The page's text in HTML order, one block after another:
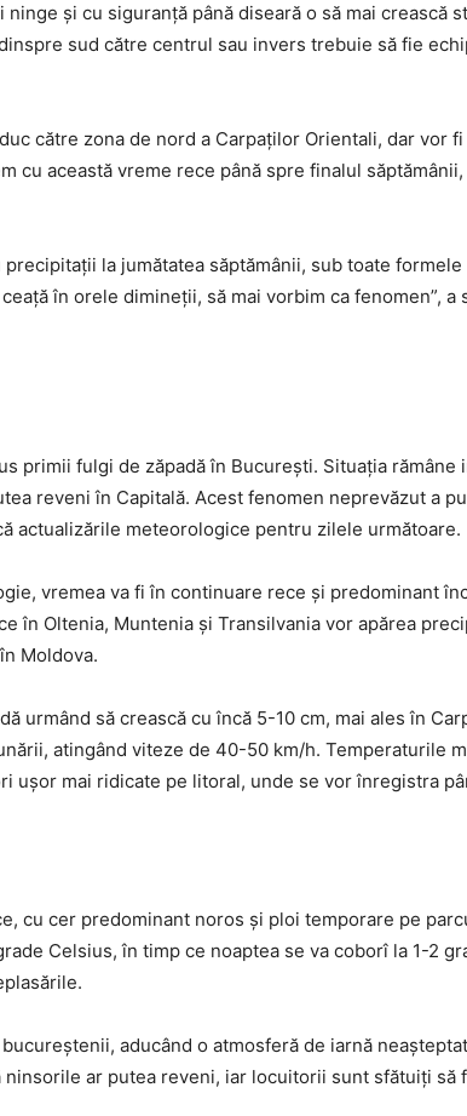
și cu siguranță până diseară o să mai crească
sud către centrul sau invers trebuie să fie
către zona de nord a Carpaților Orientali, dar vor
cu această vreme rece până spre finalul
la jumătatea săptămânii, sub toate
în orele dimineții, să mai vorbim ca fenomen”,
primii fulgi de zăpadă în București. Situația
reveni în Capitală. Acest fenomen neprevăzut a
actualizările meteorologice pentru zilele următoare.
vremea va fi în continuare rece și predominant
în Oltenia, Muntenia și Transilvania vor apărea
Moldova.
urmând să crească cu încă 5-10 cm, mai ales în
atingând viteze de 40-50 km/h. Temperaturile
ușor mai ridicate pe litoral, unde se vor înregistra
cu cer predominant noros și ploi temporare pe
Celsius, în timp ce noaptea se va coborî la 1-2
aducând o atmosferă de iarnă
ar putea reveni, iar locuitorii sunt sfătuiți